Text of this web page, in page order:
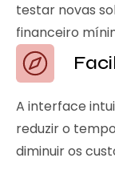
testar novas
financeiro
A interface
reduzir o
diminuir os